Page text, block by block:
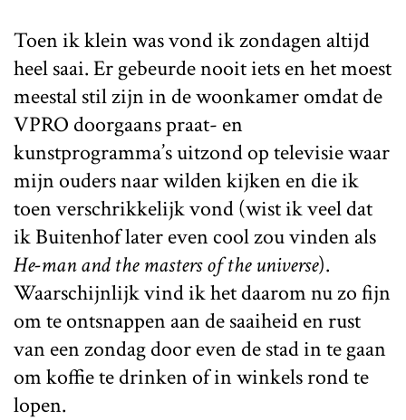
Toen ik klein was vond ik zondagen altijd
heel saai. Er gebeurde nooit iets en het moest
meestal stil zijn in de woonkamer omdat de
VPRO doorgaans praat- en
kunstprogramma’s uitzond op televisie waar
mijn ouders naar wilden kijken en die ik
toen verschrikkelijk vond (wist ik veel dat
ik Buitenhof later even cool zou vinden als
He-man and the masters of the universe).
Waarschijnlijk vind ik het daarom nu zo fijn
om te ontsnappen aan de saaiheid en rust
van een zondag door even de stad in te gaan
om koffie te drinken of in winkels rond te
lopen.